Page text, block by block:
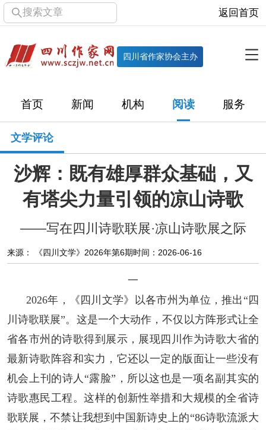
搜索文章 返回首页
四川省作家协会主办
首页 新闻 机构 阅读 服务
机构
直属单位 团体会员 主管社团 专门委员会
历届主席团
新闻
时政 文学动态 作协工作 市州作协
网络文学 万千百十
小说 散文 诗歌 文学评论
校园文学 其他阅读 文学访谈 作家新作
新书快讯
服务
文学评论
沙辉：既有雄厚群众基础，又
有塔尖力量引领的凉山诗歌
——写在四川诗歌联展·凉山诗歌展之际
来源： 《四川文学》2026年第6期时间：2026-06-16
一
2026年，《四川文学》以各市州为单位，推出“四
川诗歌联展”。这是一个大动作，不仅以方阵形式让全
省各市州的诗歌得到展示，展现四川作为诗歌大省的
最新诗歌阵容和实力，它还以一定的版面让一些没有
机会上刊的诗人“露脸”，所以这也是一项名副其实的
诗歌惠民工程。这样的创新性举措和大规模的全省诗
歌联展，不禁让我想到中国新诗史上的“86诗歌流派大